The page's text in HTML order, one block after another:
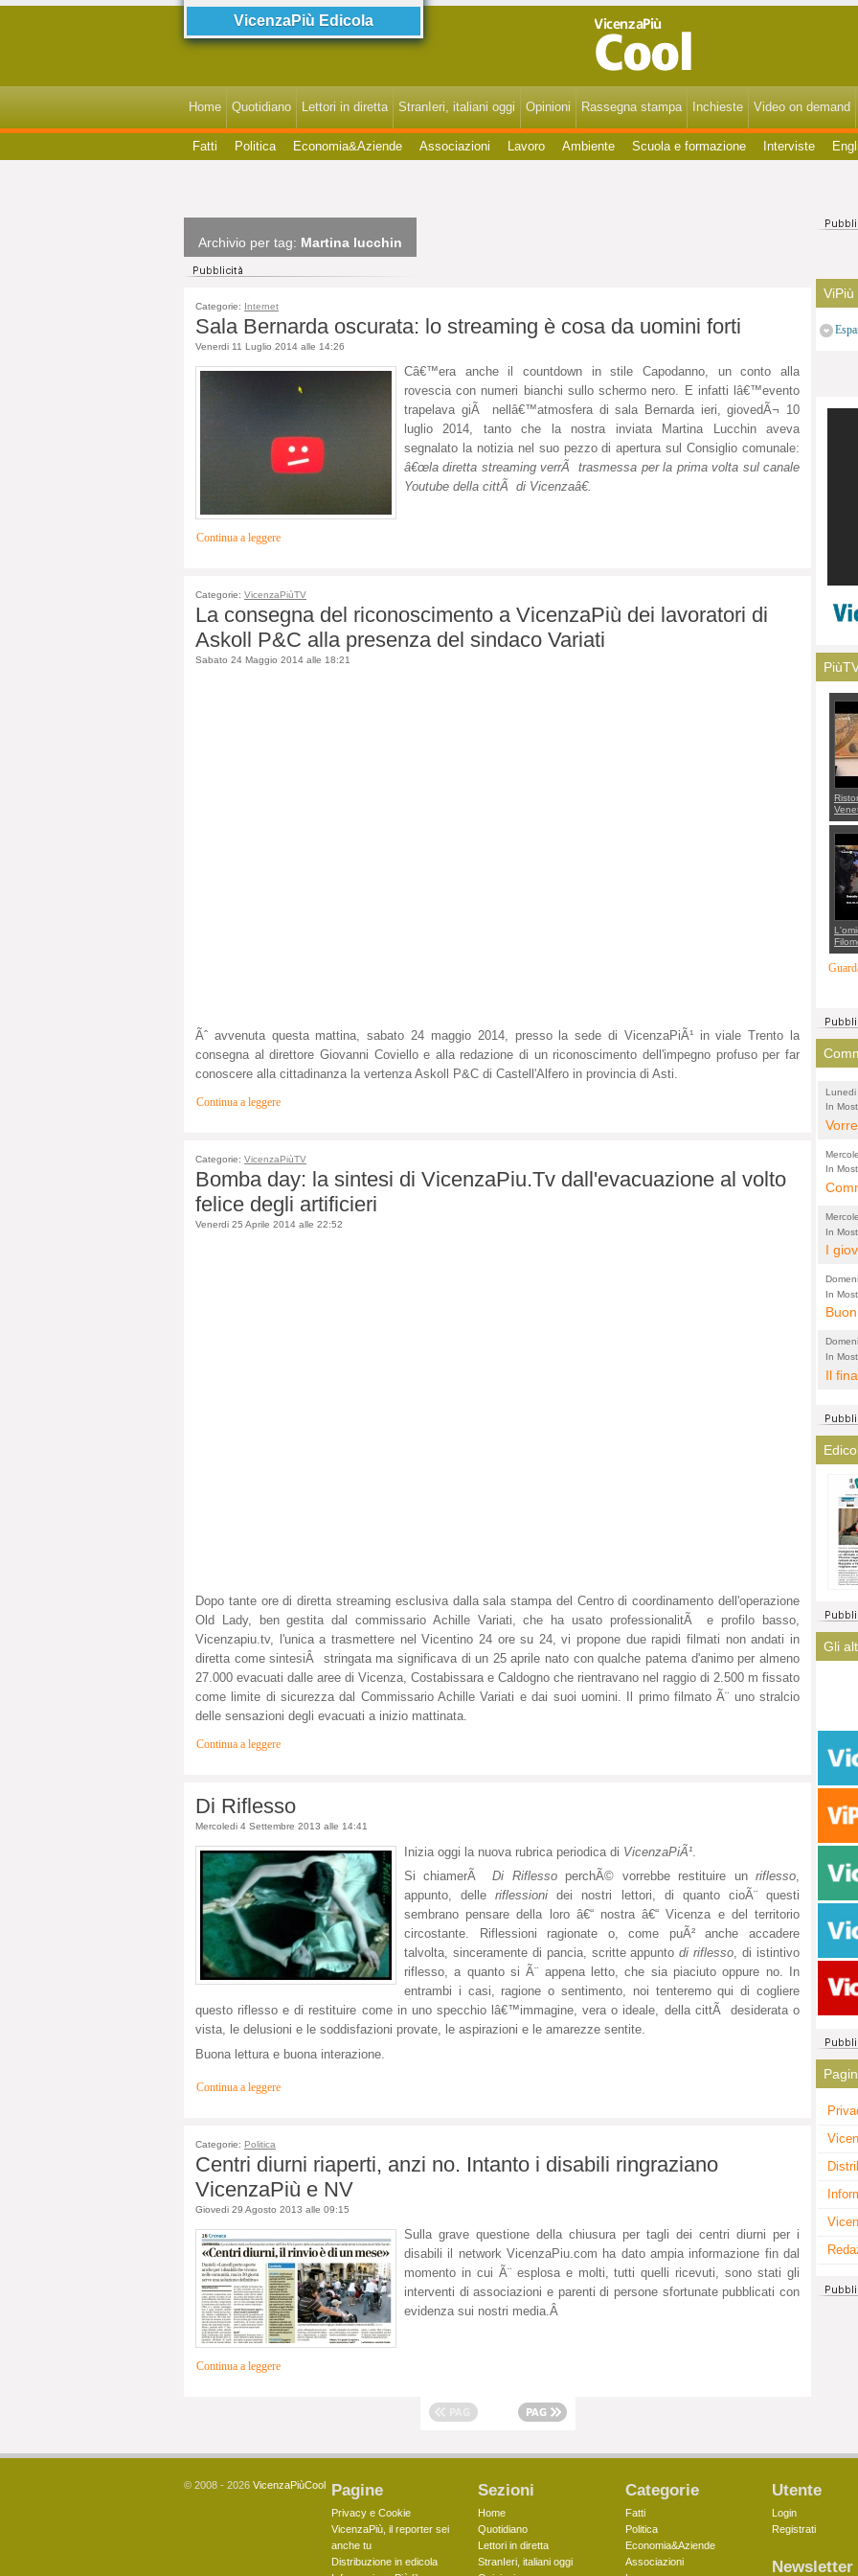
VicenzaPiù Edicola
Home Quotidiano Lettori in diretta StranIeri, italiani oggi Opinioni Rassegna stampa Inchieste Video on demand
Fatti Politica Economia&Aziende Associazioni Lavoro Ambiente Scuola e formazione Interviste
Archivio per tag: Martina lucchin
Categorie: Internet
Sala Bernarda oscurata: lo streaming è cosa da uomini forti
Venerdi 11 Luglio 2014 alle 14:26
Câ€™era anche il countdown in stile Capodanno, un conto alla
rovescia con numeri bianchi sullo schermo nero. E infatti lâ€™evento
trapelava giÃ nellâ€™atmosfera di sala Bernarda ieri, giovedÃ¬ 10
luglio 2014, tanto che la nostra inviata Martina Lucchin aveva
segnalato la notizia nel suo pezzo di apertura sul Consiglio comunale:
â€œla diretta streaming verrÃ trasmessa per la prima volta sul canale
Youtube della cittÃ di Vicenzaâ€.
Continua a leggere
Categorie: VicenzaPiùTV
La consegna del riconoscimento a VicenzaPiù dei lavoratori di
Askoll P&C alla presenza del sindaco Variati
Sabato 24 Maggio 2014 alle 18:21
Ãˆ avvenuta questa mattina, sabato 24 maggio 2014, presso la sede di VicenzaPiÃ¹ in viale Trento la
consegna al direttore Giovanni Coviello e alla redazione di un riconoscimento dell'impegno profuso per far
conoscere alla cittadinanza la vertenza Askoll P&C di Castell'Alfero in provincia di Asti.
Continua a leggere
Categorie: VicenzaPiùTV
Bomba day: la sintesi di VicenzaPiu.Tv dall'evacuazione al volto
felice degli artificieri
Venerdi 25 Aprile 2014 alle 22:52
Dopo tante ore di diretta streaming esclusiva dalla sala stampa del Centro di coordinamento dell'operazione
Old Lady, ben gestita dal commissario Achille Variati, che ha usato professionalitÃ e profilo basso,
Vicenzapiu.tv, l'unica a trasmettere nel Vicentino 24 ore su 24, vi propone due rapidi filmati non andati in
diretta come sintesiÂ stringata ma significava di un 25 aprile nato con qualche patema d'animo per almeno
27.000 evacuati dalle aree di Vicenza, Costabissara e Caldogno che rientravano nel raggio di 2.500 m fissato
come limite di sicurezza dal Commissario Achille Variati e dai suoi uomini. Il primo filmato Ã¨ uno stralcio
delle sensazioni degli evacuati a inizio mattinata.
Continua a leggere
Di Riflesso
Mercoledi 4 Settembre 2013 alle 14:41
Inizia oggi la nuova rubrica periodica di VicenzaPiÃ¹.
Si chiamerÃDi RiflessoperchÃ© vorrebbe restituire unriflesso,
appunto, delleriflessioni dei nostri lettori,
di quanto cioÃ¨ questi
sembrano pensare della loro â€“ nostra â€“ Vicenza e del territorio
circostante. Riflessioni ragionate o, come puÃ² anche accadere
talvolta, sinceramente di pancia, scritte appuntodi riflesso, di istintivo
riflesso, a quanto si Ã¨ appena letto, che sia piaciuto oppure no. In
entrambi i casi, ragione o sentimento, noi tenteremo qui di cogliere
questo riflesso e di restituire come in uno specchio lâ€™immagine, vera o ideale, della cittÃ desiderata o
vista, le delusioni e le soddisfazioni provate, le aspirazioni e le amarezze sentite.
Buona lettura e buona interazione.
Continua a leggere
Categorie: Politica
Centri diurni riaperti, anzi no. Intanto i disabili ringraziano
VicenzaPiù e NV
Giovedi 29 Agosto 2013 alle 09:15
Sulla grave questione della chiusura per tagli dei centri diurni per i
disabili il network VicenzaPiu.com ha dato ampia informazione fin dal
momento in cui Ã¨ esplosa e molti, tutti quelli ricevuti, sono stati gli
interventi di associazioni e parenti di persone sfortunate pubblicati con
evidenza sui nostri media.Â
Continua a leggere
ViPiù
con
Lunedi
In
di
e
alta
In
altre
di
a
ha
In
I
In
In
Il
? La
Gli
© 2008 - 2026 VicenzaPiùCool Pagine
Privacy e Cookie
VicenzaPiù, il reporter sei
anche tu
Distribuzione in edicola
Sezioni
Home
Quotidiano
Lettori in diretta
StranIeri, italiani oggi
Categorie
Fatti
Politica
Economia&Aziende
Associazioni
Utente
Login
Registrati
Newsletter